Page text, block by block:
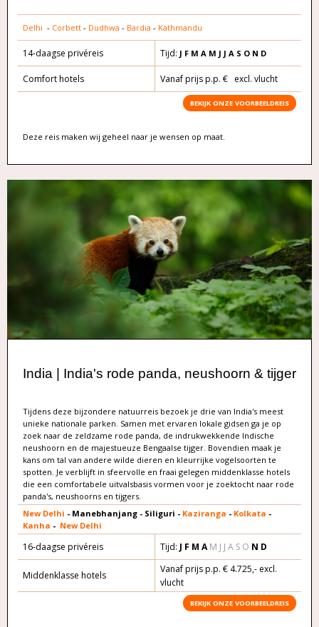
Delhi - Corbett- Dudhwa - Bardia - Kathmandu
14-daagse privéreis Tijd: J F M A M J J A S O N D
Comfort hotels Vanaf prijs p.p. € excl. vlucht
BEKIJK ONZE VOORBEELDREIS
Deze reis maken wij geheel naar je wensen op maat.
India | India's rode panda, neushoorn & tijger
Tijdens deze bijzondere natuurreis bezoek je drie van India's meest
unieke nationale parken. Samen met ervaren lokale gidsen ga je op
zoek naar de zeldzame rode panda, de indrukwekkende Indische
neushoorn en de majestueuze Bengaalse tijger. Bovendien maak je
kans om tal van andere wilde dieren en kleurrijke vogelsoorten te
spotten. Je verblijft in sfeervolle en fraai gelegen middenklasse hotels
die een comfortabele uitvalsbasis vormen voor je zoektocht naar rode
panda's, neushoorns en tijgers.
New Delhi - Manebhanjang - Siliguri - Kaziranga - Kolkata -
Kanha - New Delhi
16-daagse privéreis Tijd: J F M A M J J A S O N D
Middenklasse hotels
Vanaf prijs p.p. € 4.725,- excl.
vlucht
BEKIJK ONZE VOORBEELDREIS